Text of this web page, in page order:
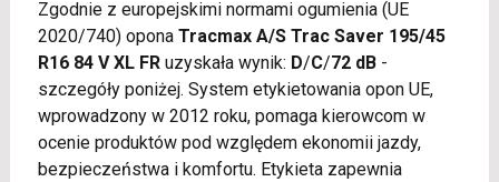
Zgodnie z europejskimi normami ogumienia (UE
2020/740) opona Tracmax A/S Trac Saver 195/45
R16 84 V XL FRuzyskała wynik: D/C/72 dB-
szczegóły poniżej. System etykietowania opon UE,
wprowadzony w 2012 roku, pomaga kierowcom w
ocenie produktów pod względem ekonomii jazdy,
bezpieczeństwa i komfortu. Etykieta zapewnia